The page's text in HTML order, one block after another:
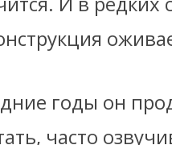
годы он
часто